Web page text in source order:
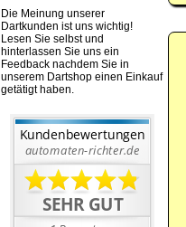
Die Meinung unserer
Dartkunden ist uns wichtig!
Lesen Sie selbst und
hinterlassen Sie uns ein
Feedback nachdem Sie in
unserem Dartshop einen Einkauf
getätigt haben.